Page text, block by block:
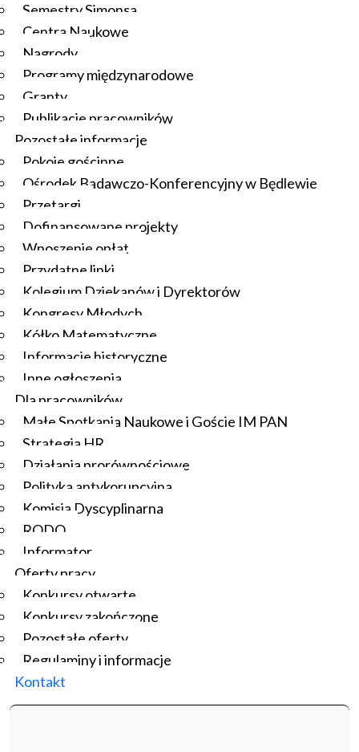
Semestry Simonsa
Centra Naukowe
Nagrody
Programy międzynarodowe
Granty
Publikacje pracowników
Pozostałe informacje
Pokoje gościnne
Ośrodek Badawczo-Konferencyjny w Będlewie
Przetargi
Dofinansowane projekty
Wnoszenie opłat
Przydatne linki
Kolegium Dziekanów i Dyrektorów
Kongresy Młodych
Kółko Matematyczne
Informacje historyczne
Inne ogłoszenia
Dla pracowników
Małe Spotkania Naukowe i Goście IM PAN
Strategia HR
Działania prorównościowe
Polityka antykorupcyjna
Komisja Dyscyplinarna
RODO
Informator
Oferty pracy
Konkursy otwarte
Konkursy zakończone
Pozostałe oferty
Regulaminy i informacje
Kontakt